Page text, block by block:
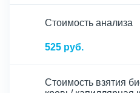
Cтоимость анализа
525 руб.
Стоимость взятия